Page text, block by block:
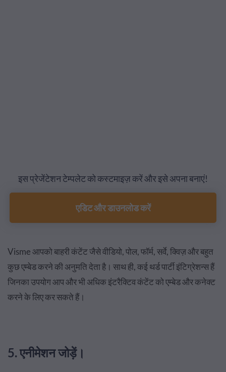
इस प्रेजेंटेशन टेम्पलेट को कस्टमाइज़ करें और इसे अपना बनाएं!
एडिट और डाउनलोड करें
Visme आपको बाहरी कंटेंट जैसे वीडियो, पोल, फॉर्म, सर्वे, क्विज़ और बहुत
कुछ एम्बेड करने की अनुमति देता है। साथ ही, कई थर्ड पार्टी इंटिग्रेशन्स हैं
जिनका उपयोग आप और भी अधिक इंटरैक्टिव कंटेंट को एम्बेड और कनेक्ट
करने के लिए कर सकते हैं।
5. एनीमेशन जोड़ें।